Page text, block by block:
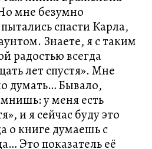
мне безумно
спасти Карла,
Знаете, я с таким
радостью всегда
лет спустя». Мне
думать… Бывало,
у меня есть
и я сейчас буду это
о книге думаешь с
Это показатель её